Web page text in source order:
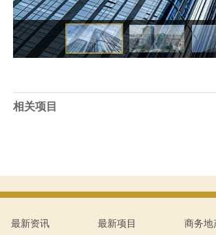
相关项目
最新资讯 最新项目 商务地